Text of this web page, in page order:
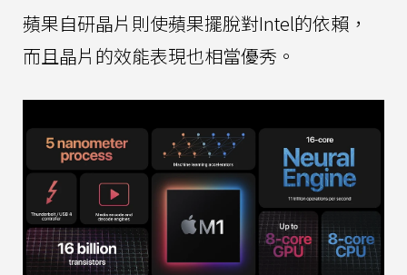
蘋果自研晶片則使蘋果擺脫對Intel的依賴，
而且晶片的效能表現也相當優秀。